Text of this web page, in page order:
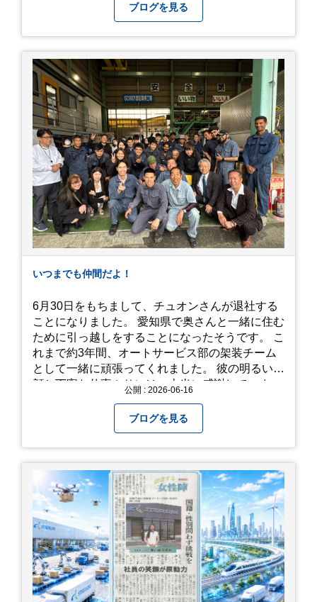
め尽くす「あじさい」 服部農園あじさい屋敷の魅
力は、なんといってもそのスケール感。約18,000
平方メートルの広大な敷地に、なんと250種類以
上・約20,000株ものアジサイが植えられていま
す。 山肌を埋め尽くすように咲き誇るブルー、ピ
ンク、紫のアジサイは圧巻の一言。 歩道が整備さ
れているので、アジサイの中に囲まれるような感
覚で散策を楽しめます。 写真好きにはたまらない
「フォトジェニック」な景色 あじさい屋敷は、ど
こを切り取っても絵になる場所ばかり。 高い場所
からの眺望: 敷地が高い位置にあるため、あじさ
い越しに広がる茂原の景色を一望できます。 小道
での撮影: アジサイの小道を歩いている後ろ姿
は、とても幻想的で素敵な写真になりますよ。 梅
雨の季節特有の「しっとりと濡れたアジサイ」も
素敵ですし、晴れた日の「キラキラした光を浴び
たアジサイ」も最高です。ぜひカメラを持って出
やすい靴で: 山の斜面を利用した農園ですので、
歩き慣れた靴で行くのが安心です。 雨対策: 雨上
がりは足元が少し滑りやすくなることがありま
す。タオルや雨具を用意しておくと安心ですね。
開花時期のチェック: その年の気候によって見頃
が少し前後します。出かける前に必ず公式情報や
SNSで見頃を確認しましょう！ おわりに 梅雨の
時期を「我慢する期間」から「お出かけを楽しむ
期間」に変えてくれる、そんな素敵な場所です。
いです！
ブログを見る
いつまでも仲間だよ！
6月30日をもちまして、チュオンさんが退社する
ことになりました。 愛知県で奥さんと一緒に住む
ために引っ越しをすることになったそうです。 こ
れまで約3年間、オートサービス部の架装チーム
として一緒に頑張ってくれました。 彼の明るい笑
顔と丁寧な仕事ぶりには、本当に感謝していま
撮影した記念写真を添付します。 チュオンさんの
今後のご活躍と新しいスタートを、みんなで応援
しましょう！ チュオンさん、今まで本当にありが
とうございました！
公開 : 2026-06-16
ブログを見る